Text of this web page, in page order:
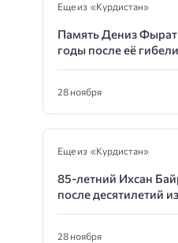
Еще из «Курдистан»
Память Дениз Фырат
годы после её
28 ноября
Еще из «Курдистан»
85-летний Ихсан
после десятилетий
28 ноября